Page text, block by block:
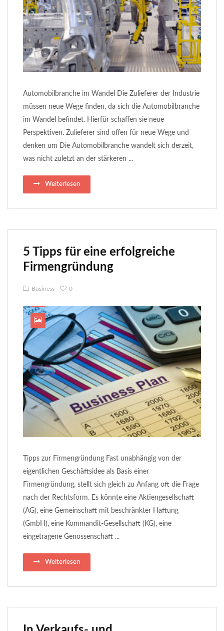
Automobilbranche im Wandel Die Zulieferer der Industrie
müssen neue Wege finden, da sich die Automobilbranche
im Wandel befindet. Hierfür schaffen sie neue
Perspektiven. Zulieferer sind offen für neue Wege und
denken um Die Automobilbranche wandelt sich derzeit,
was nicht zuletzt an der stärkeren ...
Weiterlesen
5 Tipps für eine erfolgreiche
Firmengründung
Business 0
Tipps zur Firmengründung Fast unabhängig von der
eigentlichen Geschäftsidee als Basis einer
Firmengründung, stellt sich gleich zu Anfang oft die Frage
nach der Rechtsform. Es könnte eine Aktiengesellschaft
(AG), eine Gemeinschaft mit beschränkter Haftung
(GmbH), eine Kommandit-Gesellschaft (KG), eine
eingetragene Genossenschaft ...
Weiterlesen